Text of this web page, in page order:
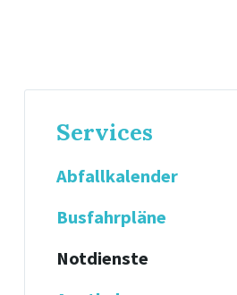
Services
Abfallkalender
Busfahrpläne
Notdienste